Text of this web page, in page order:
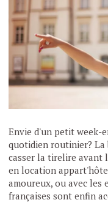
Envie d'un petit week-
quotidien routinier? La
casser la tirelire avant
en location
amoureux, ou avec les
françaises sont enfin